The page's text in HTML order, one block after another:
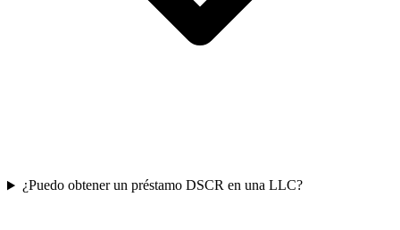
¿Puedo obtener un préstamo DSCR en una LLC?